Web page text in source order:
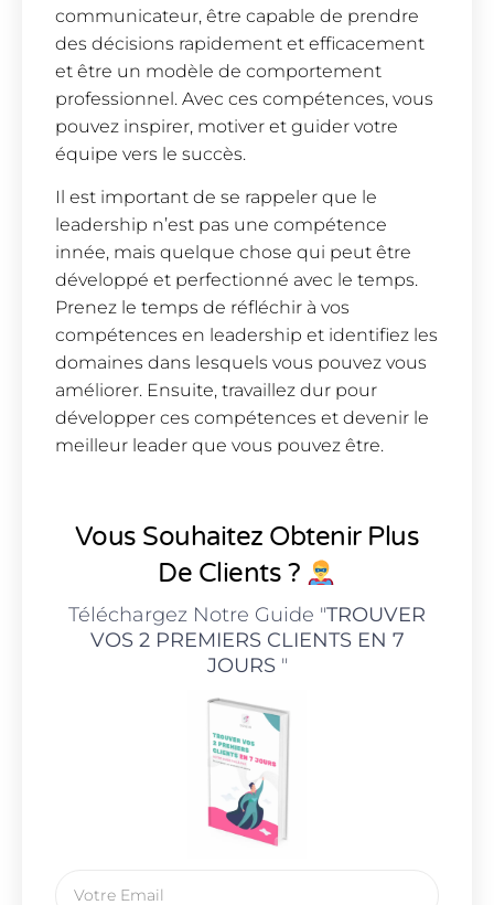
communicateur, être capable de prendre
des décisions rapidement et efficacement
et être un modèle de comportement
professionnel. Avec ces compétences, vous
pouvez inspirer, motiver et guider votre
équipe vers le succès.
Il est important de se rappeler que le
leadership n’est pas une compétence
innée, mais quelque chose qui peut être
développé et perfectionné avec le temps.
Prenez le temps de réfléchir à vos
compétences en leadership et identifiez les
domaines dans lesquels vous pouvez vous
améliorer. Ensuite, travaillez dur pour
développer ces compétences et devenir le
meilleur leader que vous pouvez être.
Vous Souhaitez Obtenir Plus
De Clients ?
Téléchargez Notre Guide "TROUVER
VOS 2 PREMIERS CLIENTS EN 7
JOURS"